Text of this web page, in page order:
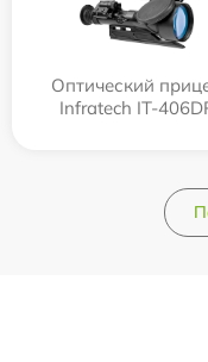
Оптический
Infratech IT-